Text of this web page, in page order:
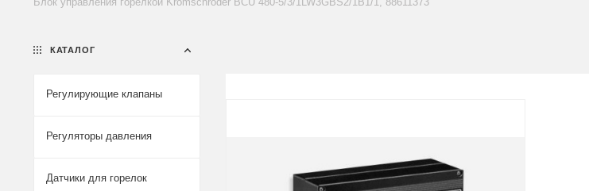
КАТАЛОГ
Регулирующие клапаны
Регуляторы давления
Датчики для горелок